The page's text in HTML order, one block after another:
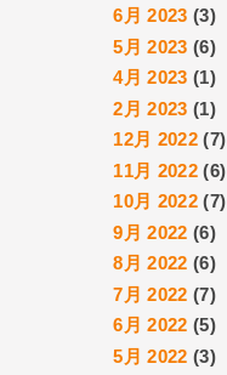
6月 2023 (3)
5月 2023 (6)
4月 2023 (1)
2月 2023 (1)
12月 2022 (7)
11月 2022 (6)
10月 2022 (7)
9月 2022 (6)
8月 2022 (6)
7月 2022 (7)
6月 2022 (5)
5月 2022 (3)